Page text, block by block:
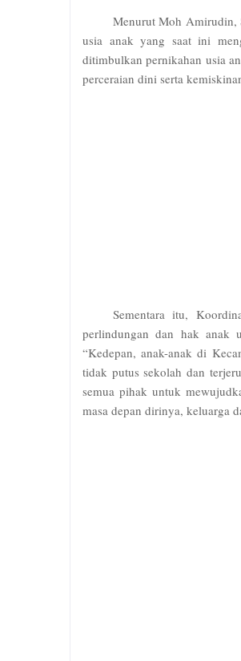
Menurut Moh Amirudin,
usia anak yang saat ini
ditimbulkan pernikahan usia
perceraian dini serta
Sementara itu,
perlindungan dan hak anak
“Kedepan, anak-anak di
tidak putus sekolah dan
semua pihak untuk
masa depan dirinya, keluarga